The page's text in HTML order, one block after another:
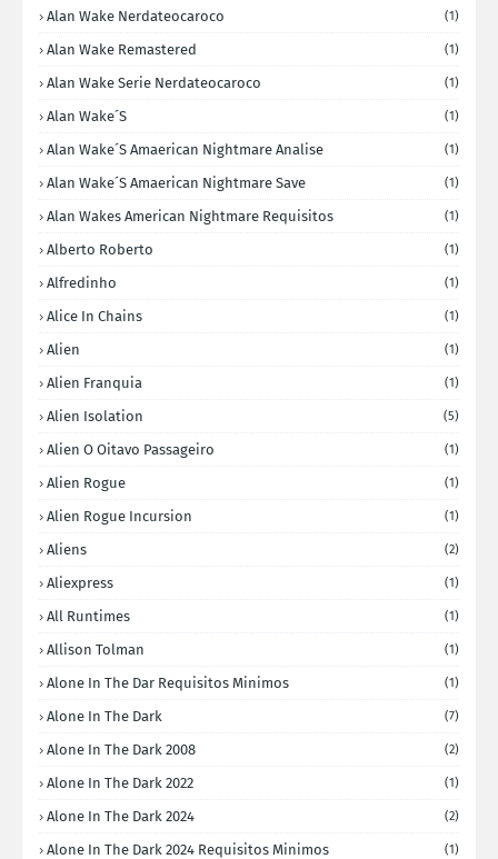
Alan Wake Nerdateocaroco (1)
Alan Wake Remastered (1)
Alan Wake Serie Nerdateocaroco (1)
Alan Wake´s (1)
Alan Wake´s Amaerican Nightmare Analise (1)
Alan Wake´s Amaerican Nightmare Save (1)
Alan Wakes American Nightmare Requisitos (1)
Alberto Roberto (1)
Alfredinho (1)
Alice In Chains (1)
Alien (1)
Alien Franquia (1)
Alien Isolation (5)
Alien O Oitavo Passageiro (1)
Alien Rogue (1)
Alien Rogue Incursion (1)
Aliens (2)
Aliexpress (1)
All Runtimes (1)
Allison Tolman (1)
Alone In The Dar Requisitos Minimos (1)
Alone In The Dark (7)
Alone In The Dark 2008 (2)
Alone In The Dark 2022 (1)
Alone In The Dark 2024 (2)
Alone In The Dark 2024 Requisitos Minimos (1)